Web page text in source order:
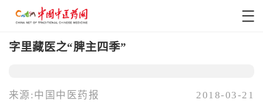
字里藏医之“脾主四季”
来源:中国中医药报 2018-03-21